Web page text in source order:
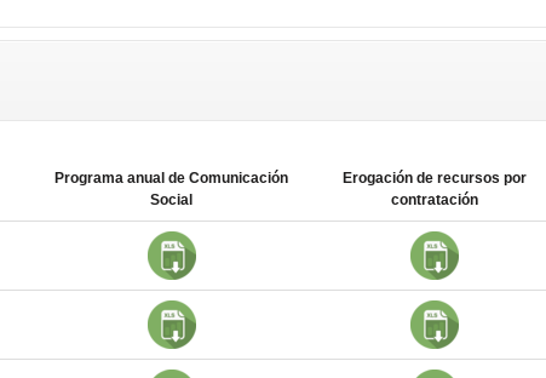
Programa anual de Comunicación
Social
Erogación de recursos por
contratación